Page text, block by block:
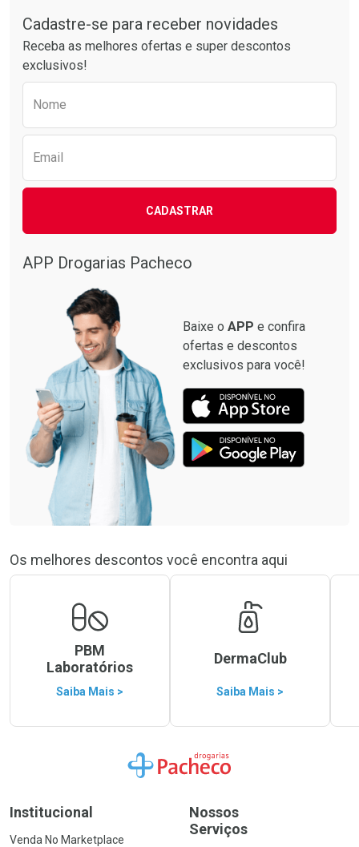
Laboratório
Comprar sem Desconto
Por Menos
Por R$ 55,99/cada
Laboratório
Ativar Desconto
Por Menos
Cadastre-se para receber novidades
Receba as melhores ofertas e super descontos
exclusivos!
Nome
Email
CADASTRAR
APP Drogarias Pacheco
Baixe o APP e confira
ofertas e descontos
exclusivos para você!
Os melhores descontos você encontra aqui
PBM
Laboratórios
Saiba Mais >
DermaClub
Saiba Mais >
Ir para a Home
Institucional
Venda No Marketplace
Nossos
Serviços